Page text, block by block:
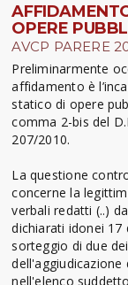
OPERE
AVCP PARERE
Preliminarmente
affidamento è
statico di opere
comma 2-bis del
207/2010.
La questione
concerne la
verbali redatti (..)
dichiarati idonei 17
sorteggio di due
dell'aggiudicazione
nell'elenco